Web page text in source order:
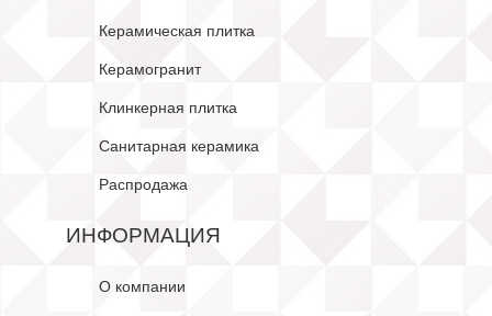
Керамическая плитка
Керамогранит
Клинкерная плитка
Санитарная керамика
Распродажа
ИНФОРМАЦИЯ
О компании